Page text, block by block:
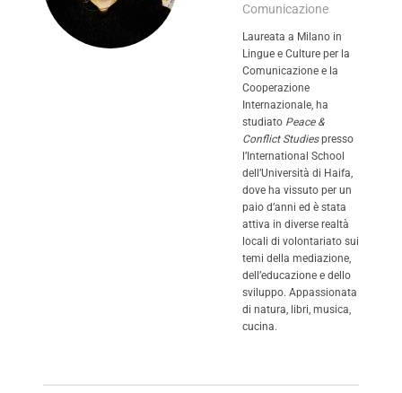
Comunicazione
Laureata a Milano in
Lingue e Culture per la
Comunicazione e la
Cooperazione
Internazionale, ha
studiato Peace &
Conflict Studiespresso
l’International School
dell’Università di Haifa,
dove ha vissuto per un
paio d’anni ed è stata
attiva in diverse realtà
locali di volontariato sui
temi della mediazione,
dell’educazione e dello
sviluppo. Appassionata
di natura, libri, musica,
cucina.